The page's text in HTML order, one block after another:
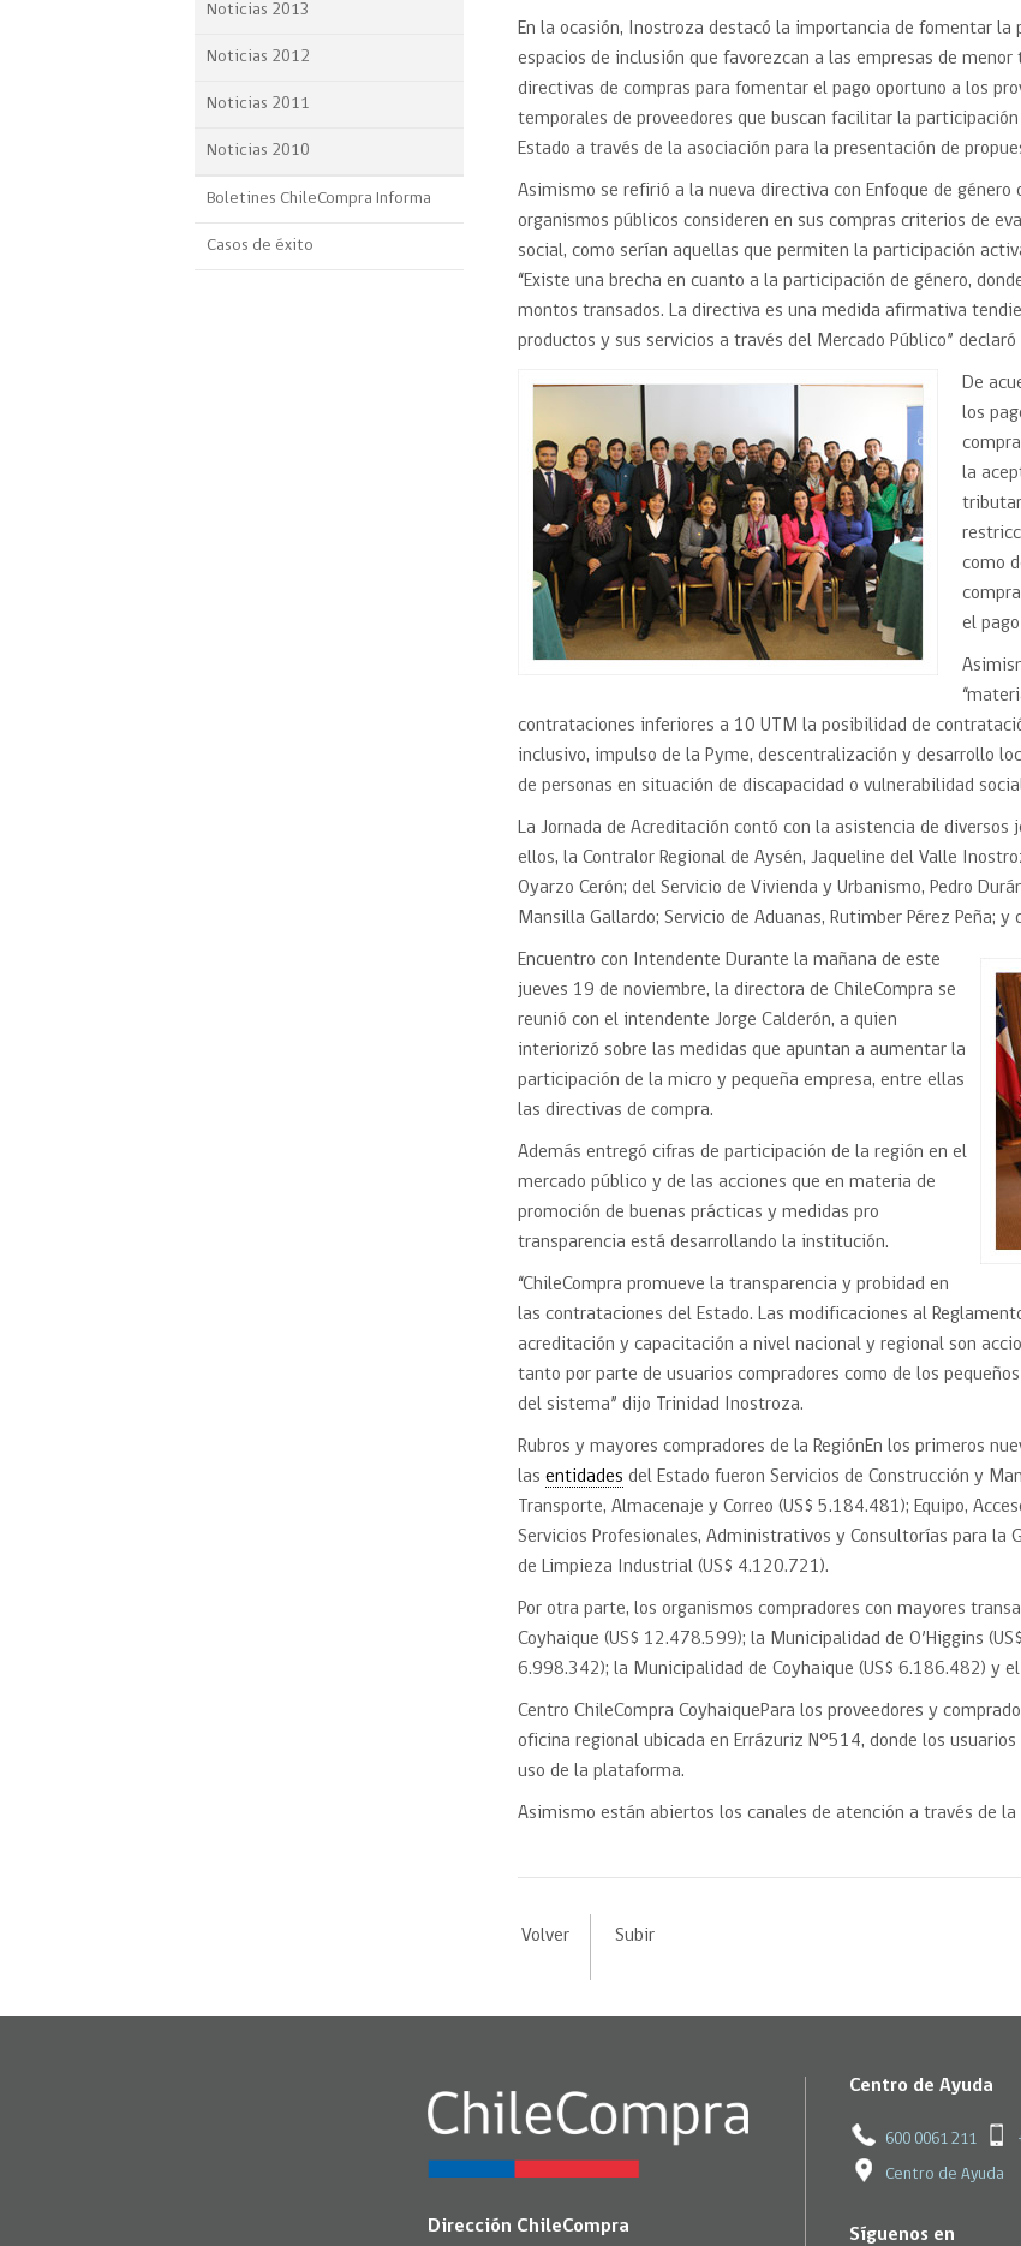
Noticias 2013
Noticias 2012
Noticias 2011
Noticias 2010
Boletines ChileCompra Informa
Casos de éxito
En la ocasión, Inostroza destacó la importancia de fomentar
espacios de inclusión que favorezcan a las empresas de
directivas de compras para fomentar el pago oportuno a los
temporales de proveedores que buscan facilitar la
Estado a través de la asociación para la presentación de
Asimismo se refirió a la nueva directiva con Enfoque de
organismos públicos consideren en sus compras criterios de
social, como serían aquellas que permiten la participación
“Existe una brecha en cuanto a la participación de género,
montos transados. La directiva es una medida afirmativa
productos y sus servicios a través del Mercado Público”
De
los
la
como
el
contrataciones inferiores a 10 UTM la posibilidad de
inclusivo, impulso de la Pyme, descentralización y desarrollo
de personas en situación de discapacidad o vulnerabilidad
La Jornada de Acreditación contó con la asistencia de
ellos, la Contralor Regional de Aysén, Jaqueline del Valle
Oyarzo Cerón; del Servicio de Vivienda y Urbanismo, Pedro
Mansilla Gallardo; Servicio de Aduanas, Rutimber Pérez Peña;
Encuentro con Intendente Durante la mañana de este
jueves 19 de noviembre, la directora de ChileCompra se
reunió con el intendente Jorge Calderón, a quien
interiorizó sobre las medidas que apuntan a aumentar la
participación de la micro y pequeña empresa, entre ellas
las directivas de compra.
Además entregó cifras de participación de la región en el
mercado público y de las acciones que en materia de
promoción de buenas prácticas y medidas pro
transparencia está desarrollando la institución.
“ChileCompra promueve la transparencia y probidad en
las contrataciones del Estado. Las modificaciones al
acreditación y capacitación a nivel nacional y regional son
tanto por parte de usuarios compradores como de los
del sistema” dijo Trinidad Inostroza.
Rubros y mayores compradores de la RegiónEn los primeros
lasentidades del Estado fueron Servicios de Construcción y
Transporte, Almacenaje y Correo (US$ 5.184.481); Equipo,
Servicios Profesionales, Administrativos y Consultorías para la
de Limpieza Industrial (US$ 4.120.721).
Por otra parte, los organismos compradores con mayores
Coyhaique (US$ 12.478.599); la Municipalidad de O’Higgins
6.998.342); la Municipalidad de Coyhaique (US$ 6.186.482) y
Centro ChileCompra CoyhaiquePara los proveedores y
oficina regional ubicada en Errázuriz N°514, donde los
uso de la plataforma.
Asimismo están abiertos los canales de atención a través de
Volver Subir
Dirección ChileCompra
Centro de Ayuda
600 0061 211
Centro de Ayuda
Síguenos en